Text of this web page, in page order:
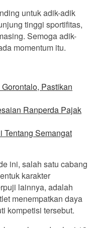
untuk adik-adik
tinggi sportifitas,
Semoga adik-
momentum itu.
Pastikan
Ranperda Pajak
Tentang Semangat
ini, salah satu cabang
karakter
lainnya, adalah
menempatkan daya
kompetisi tersebut.